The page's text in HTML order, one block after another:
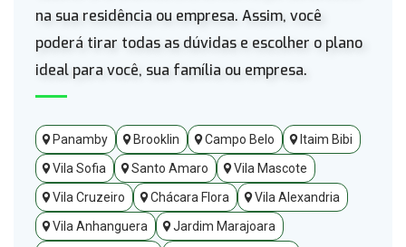
na sua residência ou empresa. Assim, você
poderá tirar todas as dúvidas e escolher o plano
ideal para você, sua família ou empresa.
Panamby Brooklin Campo Belo
Itaim Bibi
Vila Sofia
Santo Amaro
Vila Mascote
Vila Cruzeiro
Chácara Flora
Vila Alexandria
Vila Anhanguera
Jardim Marajoara